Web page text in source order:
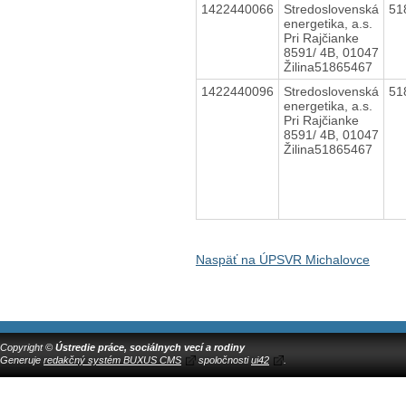
1422440066
Stredoslovenská
energetika, a.s.
Pri Rajčianke
8591/ 4B, 01047
Žilina51865467
1422440096
Stredoslovenská
energetika, a.s.
Pri Rajčianke
8591/ 4B, 01047
Žilina51865467
Naspäť na ÚPSVR Michalovce
Copyright © Ústredie práce, sociálnych vecí a rodiny
Generuje redakčný systém BUXUS CMS spoločnostiui42